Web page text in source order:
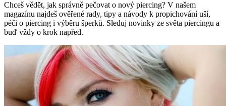
Chceš vědět, jak správně pečovat o nový piercing? V našem
magazínu najdeš ověřené rady, tipy a návody k propichování uší,
péči o piercing i výběru šperků. Sleduj novinky ze světa piercingu a
buď vždy o krok napřed.